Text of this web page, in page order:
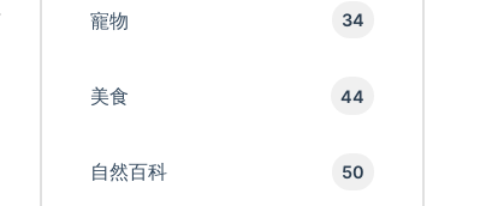
寵物 34
美食 44
自然百科 50